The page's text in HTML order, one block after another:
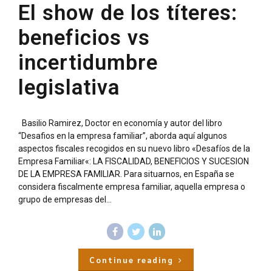
El show de los títeres:
beneficios vs
incertidumbre
legislativa
Basilio Ramirez, Doctor en economía y autor del libro
“Desafios en la empresa familiar”, aborda aquí algunos
aspectos fiscales recogidos en su nuevo libro «Desafíos de la
Empresa Familiar«: LA FISCALIDAD, BENEFICIOS Y SUCESION
DE LA EMPRESA FAMILIAR. Para situarnos, en España se
considera fiscalmente empresa familiar, aquella empresa o
grupo de empresas del...
Continue reading